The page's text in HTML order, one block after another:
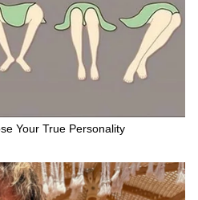
Your True Personality